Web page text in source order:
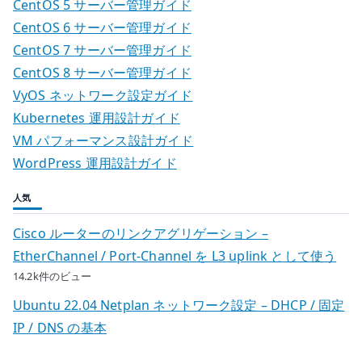
共
有
へ
戻
す
設
計
の
ゲ
ー
シ
ョ
ン
CentOS 5 サーバー管理ガイド
CentOS 6 サーバー管理ガイド
CentOS 7 サーバー管理ガイド
CentOS 8 サーバー管理ガイド
VyOS ネットワーク設定ガイド
Kubernetes 運用設計ガイド
VM パフォーマンス設計ガイド
WordPress 運用設計ガイド
人気
Cisco ルーターのリンクアグリゲーション –
EtherChannel / Port-Channel を L3 uplink として使う
14.2k件のビュー
Ubuntu 22.04 Netplan ネットワーク設定 – DHCP / 固定
IP / DNS の基本